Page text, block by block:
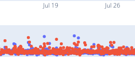
Jul 19 Jul 26